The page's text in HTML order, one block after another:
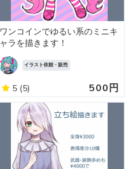
ワンコインでゆるい系のミニキ
ャラを描きます！
イラスト依頼・販売
5 (5) 500円